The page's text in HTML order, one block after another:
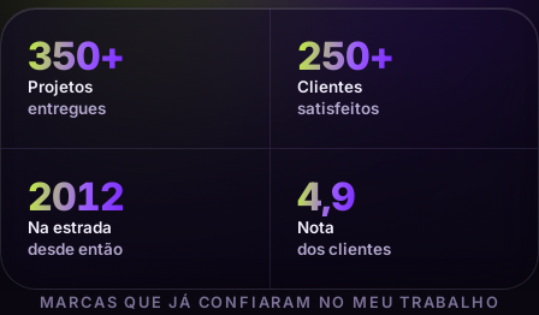
350+
Projetos
entregues
250+
Clientes
satisfeitos
2012
Na estrada
desde então
4,9
Nota
dos clientes
MARCAS QUE JÁ CONFIARAM NO MEU TRABALHO